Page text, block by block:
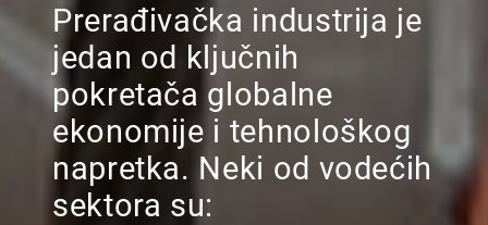
Prerađivačka industrija je
jedan od ključnih
pokretača globalne
ekonomije i tehnološkog
napretka. Neki od vodećih
sektora su: